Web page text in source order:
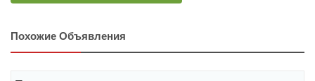
Похожие Объявления